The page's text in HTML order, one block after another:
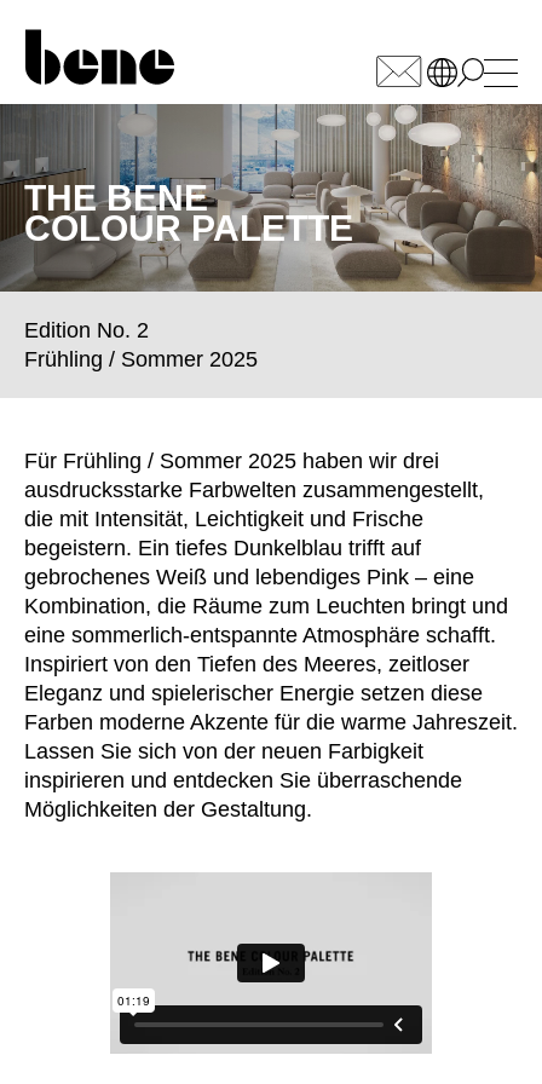
WÄHLEN SIE IHREN
MARKT
Armenien(AM)
Australien(AU)
Belgien(BE)
Bulgarien
Dänemark(DK)
Elfenbeinküste(CI)
Finnland (FI)
Frankreich (FR)
Ghana (GH)
Griechenland(GR)
Großbritannien(GB)
Guinea(GN)
Hongkong(HK)
Indien (IN)
Japan(JP)
Jordanien(JO)
THE BENE
COLOUR PALETTE
Edition No. 2
Frühling / Sommer 2025
Für Frühling / Sommer 2025 haben wir drei
ausdrucksstarke Farbwelten zusammengestellt,
die mit Intensität, Leichtigkeit und Frische
begeistern. Ein tiefes Dunkelblau trifft auf
gebrochenes Weiß und lebendiges Pink – eine
Kombination, die Räume zum Leuchten bringt und
eine sommerlich-entspannte Atmosphäre schafft.
Inspiriert von den Tiefen des Meeres, zeitloser
Eleganz und spielerischer Energie setzen diese
Farben moderne Akzente für die warme Jahreszeit.
Lassen Sie sich von der neuen Farbigkeit
inspirieren und entdecken Sie überraschende
Möglichkeiten der Gestaltung.